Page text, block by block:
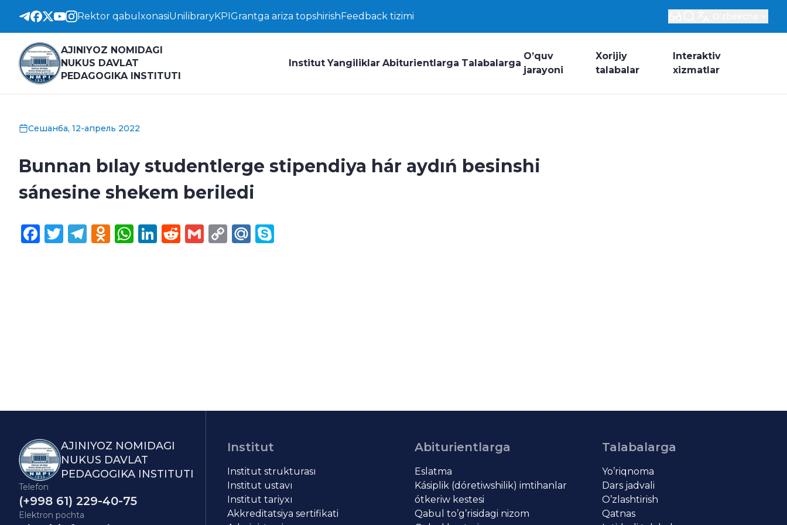
Rektor qabulxonasiUnilibraryKPIGrantga ariza topshirishFeedback tizimi
AJINIYOZ NOMIDAGI
NUKUS DAVLAT
PEDAGOGIKA INSTITUTI
Institut Yangiliklar Abiturientlarga Talabalarga
O’quv
jarayoni
Xorijiy
talabalar
Interaktiv
xizmatlar
Сешанба, 12-апрель 2022
Bunnan bılay studentlerge stipendiya hár aydıń besinshi
sánesine shekem beriledi
Facebook
Twitter
Telegram
Odnoklassniki
WhatsApp
LinkedIn
Reddit
Gmail
CopyMail.Ru
AJINIYOZ NOMIDAGI
NUKUS DAVLAT
PEDAGOGIKA INSTITUTI
Telefon
(+998 61) 229-40-75
Elektron pochta
Institut
Institut strukturası
Institut ustavı
Institut tariyxı
Akkreditatsiya sertifikati
Abiturientlarga
Eslatma
Kásiplik (dóretiwshilik) imtihanlar
ótkeriw kestesi
Qabul to’g’risidagi nizom
Talabalarga
Yo’riqnoma
Dars jadvali
O’zlashtirish
Qatnas